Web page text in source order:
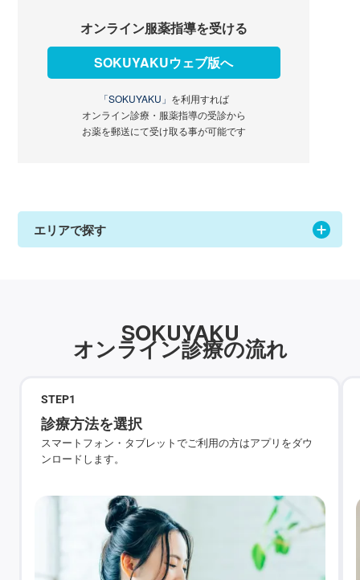
オンライン服薬指導を受ける
SOKUYAKUウェブ版へ
「SOKUYAKU」 を利用すれば
オンライン診療・服薬指導の受診から
お薬を郵送にて受け取る事が可能です
エリアで探す
SOKUYAKU
オンライン診療の流れ
STEP1
診療方法を選択
スマートフォン・タブレットでご利用の方はアプリをダウ
ンロードします。